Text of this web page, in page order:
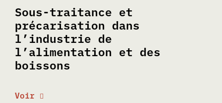
Sous-traitance et
précarisation dans
l’industrie de
l’alimentation et des
boissons
Voir